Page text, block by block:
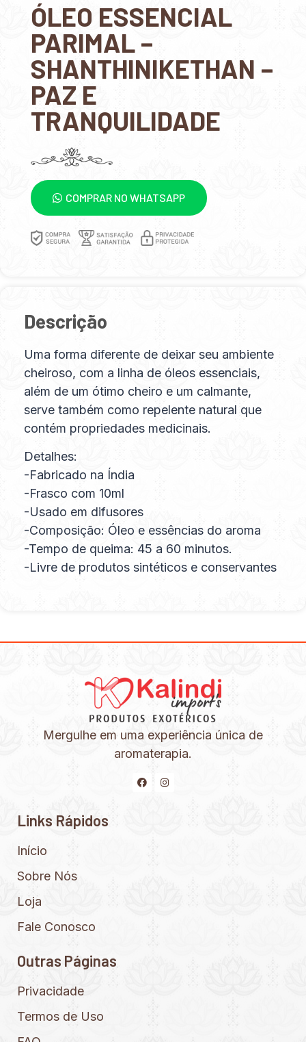
ÓLEO ESSENCIAL
PARIMAL –
SHANTHINIKETHAN –
PAZ E
TRANQUILIDADE
COMPRAR NO WHATSAPP
Descrição
Uma forma diferente de deixar seu ambiente
cheiroso, com a linha de óleos essenciais,
além de um ótimo cheiro e um calmante,
serve também como repelente natural que
contém propriedades medicinais.
Detalhes:
-Fabricado na Índia
-Frasco com 10ml
-Usado em difusores
-Composição: Óleo e essências do aroma
-Tempo de queima: 45 a 60 minutos.
-Livre de produtos sintéticos e conservantes
Mergulhe em uma experiência única de
aromaterapia.
Links Rápidos
Início
Sobre Nós
Loja
Fale Conosco
Outras Páginas
Privacidade
Termos de Uso